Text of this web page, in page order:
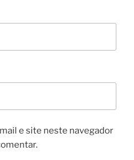
e site neste navegador